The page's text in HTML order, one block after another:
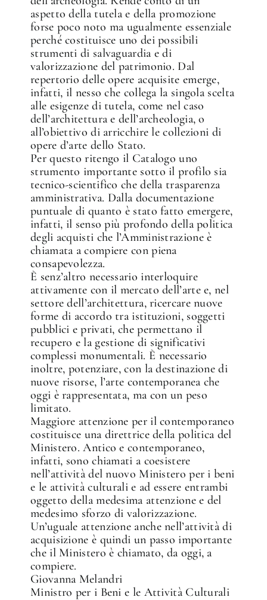
aspetto della tutela e della promozione
forse poco noto ma ugualmente essenziale
perché costituisce uno dei possibili
strumenti di salvaguardia e di
valorizzazione del patrimonio. Dal
repertorio delle opere acquisite emerge,
infatti, il nesso che collega la singola scelta
alle esigenze di tutela, come nel caso
dell’architettura e dell’archeologia, o
all’obiettivo di arricchire le collezioni di
opere d’arte dello Stato.
Per questo ritengo il Catalogo uno
strumento importante sotto il profilo sia
tecnico-scientifico che della trasparenza
amministrativa. Dalla documentazione
puntuale di quanto è stato fatto emergere,
infatti, il senso più profondo della politica
degli acquisti che l’Amministrazione è
chiamata a compiere con piena
consapevolezza.
È senz’altro necessario interloquire
attivamente con il mercato dell’arte e, nel
settore dell’architettura, ricercare nuove
forme di accordo tra istituzioni, soggetti
pubblici e privati, che permettano il
recupero e la gestione di significativi
complessi monumentali. È necessario
inoltre, potenziare, con la destinazione di
nuove risorse, l’arte contemporanea che
oggi è rappresentata, ma con un peso
limitato.
Maggiore attenzione per il contemporaneo
costituisce una direttrice della politica del
Ministero. Antico e contemporaneo,
infatti, sono chiamati a coesistere
nell’attività del nuovo Ministero per i beni
e le attività culturali e ad essere entrambi
oggetto della medesima attenzione e del
medesimo sforzo di valorizzazione.
Un’uguale attenzione anche nell’attività di
acquisizione è quindi un passo importante
che il Ministero è chiamato, da oggi, a
compiere.
Giovanna Melandri
Ministro per i Beni e le Attività Culturali